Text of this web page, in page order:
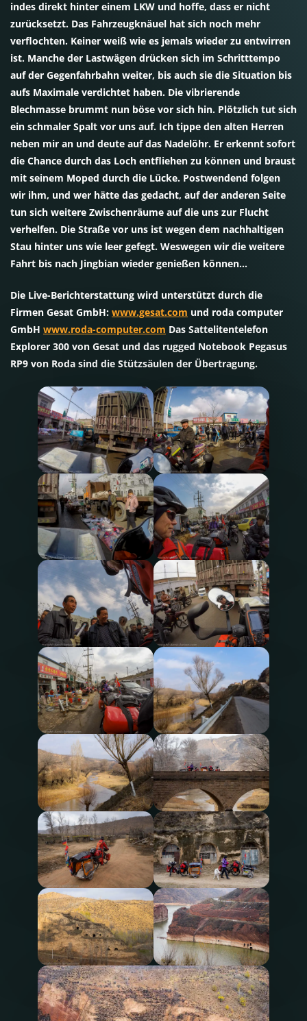
indes direkt hinter einem LKW und hoffe, dass er nicht
zurücksetzt. Das Fahrzeugknäuel hat sich noch mehr
verflochten. Keiner weiß wie es jemals wieder zu entwirren
ist. Manche der Lastwägen drücken sich im Schritttempo
auf der Gegenfahrbahn weiter, bis auch sie die Situation bis
aufs Maximale verdichtet haben. Die vibrierende
Blechmasse brummt nun böse vor sich hin. Plötzlich tut sich
ein schmaler Spalt vor uns auf. Ich tippe den alten Herren
neben mir an und deute auf das Nadelöhr. Er erkennt sofort
die Chance durch das Loch entfliehen zu können und braust
mit seinem Moped durch die Lücke. Postwendend folgen
wir ihm, und wer hätte das gedacht, auf der anderen Seite
tun sich weitere Zwischenräume auf die uns zur Flucht
verhelfen. Die Straße vor uns ist wegen dem nachhaltigen
Stau hinter uns wie leer gefegt. Weswegen wir die weitere
Fahrt bis nach Jingbian wieder genießen können…
Die Live-Berichterstattung wird unterstützt durch die
Firmen Gesat GmbH: www.gesat.com und roda computer
GmbH www.roda-computer.com Das Sattelitentelefon
Explorer 300 von Gesat und das rugged Notebook Pegasus
RP9 von Roda sind die Stützsäulen der Übertragung.